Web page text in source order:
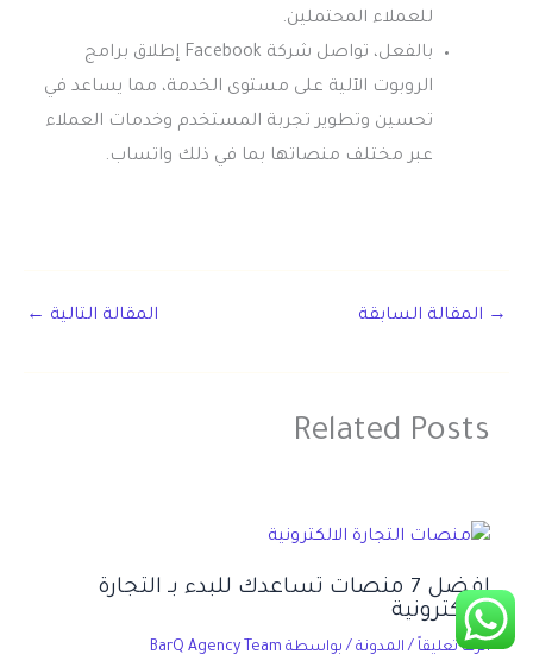
للعملاء المحتملين.
بالفعل، تواصل شركة Facebook إطلاق برامج
الروبوت الآلية على مستوى الخدمة، مما يساعد في
تحسين وتطوير تجربة المستخدم وخدمات العملاء
عبر مختلف منصاتها بما في ذلك واتساب.
→ المقالة السابقة المقالة التالية ←
Related Posts
افضل 7 منصات تساعدك للبدء بـ التجارة
الالكترونية
اترك تعليقاً / المدونة / بواسطة BarQ Agency Team